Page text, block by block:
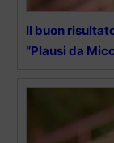
Il buon
“Plausi da